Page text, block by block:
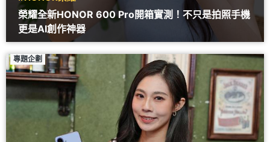
榮耀全新HONOR 600 Pro開箱實測！不只是拍照手機
更是AI創作神器
專題企劃